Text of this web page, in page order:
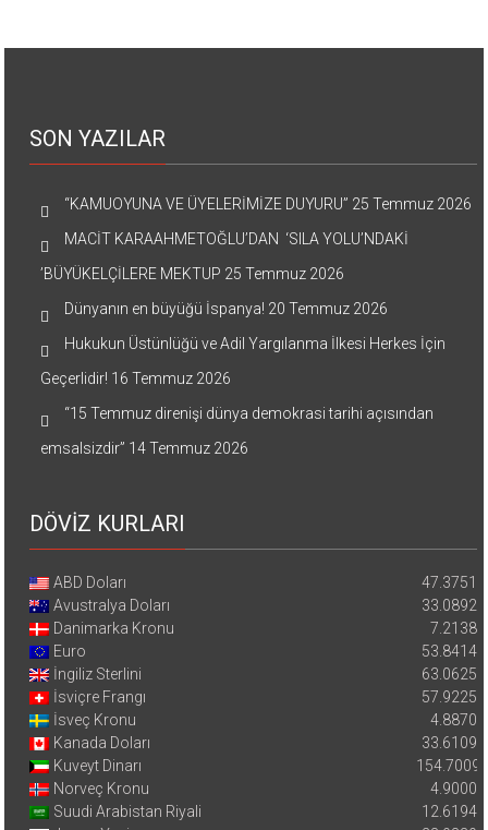
SON YAZILAR
“KAMUOYUNA VE ÜYELERİMİZE DUYURU” 25 Temmuz 2026
MACİT KARAAHMETOĞLU’DAN ‘SILA YOLU’NDAKİ
’BÜYÜKELÇİLERE MEKTUP 25 Temmuz 2026
Dünyanın en büyüğü İspanya! 20 Temmuz 2026
Hukukun Üstünlüğü ve Adil Yargılanma İlkesi Herkes İçin
Geçerlidir! 16 Temmuz 2026
“15 Temmuz direnişi dünya demokrasi tarihi açısından
emsalsizdir” 14 Temmuz 2026
DÖVİZ KURLARI
ABD Doları
47.3751
Avustralya Doları
33.0892
Danimarka Kronu
7.2138
Euro
53.8414
İngiliz Sterlini
63.0625
İsviçre Frangı
57.9225
İsveç Kronu
4.8870
Kanada Doları
33.6109
Kuveyt Dinarı
154.7009
Norveç Kronu
4.9000
Suudi Arabistan Riyali
12.6194